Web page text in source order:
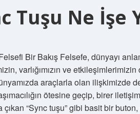
Tuşu Ne İşe
Bir Bakış Felsefe, dünyayı
varlığımızın ve
araçlarla olan ilişkimizde
ötesine geçip, birer
“Sync tuşu” gibi basit bir